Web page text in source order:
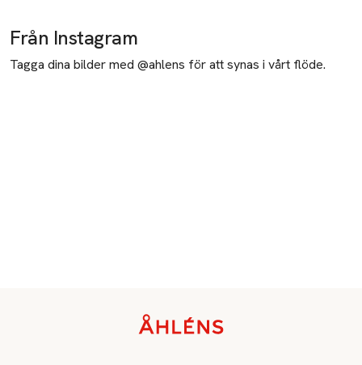
Från Instagram
Tagga dina bilder med @ahlens för att synas i vårt flöde.